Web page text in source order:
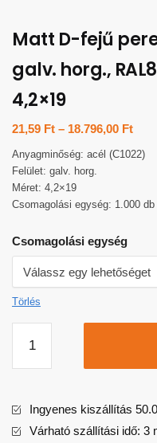
Matt D-fejű
galv. horg.,
4,2×19
21,59 Ft – 18.796,00 Ft
Anyagminőség: acél (C1022)
Felület: galv. horg.
Méret: 4,2×19
Csomagolási egység: 1.000 db
Csomagolási egység
Törlés
Ingyenes kiszállítás
Várható szállítási idő: 3